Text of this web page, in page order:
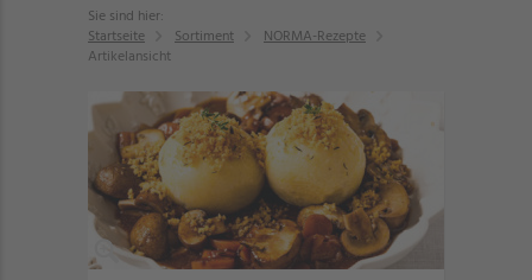
Sie sind hier:
Startseite
Sortiment
NORMA-Rezepte
Artikelansicht